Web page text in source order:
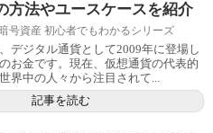
方法やユースケースを紹介
暗号資産 初心者でもわかるシリーズ
デジタル通貨として2009年に登場し
お金です。現在、仮想通貨の代表的
界中の人々から注目されて...
記事を読む